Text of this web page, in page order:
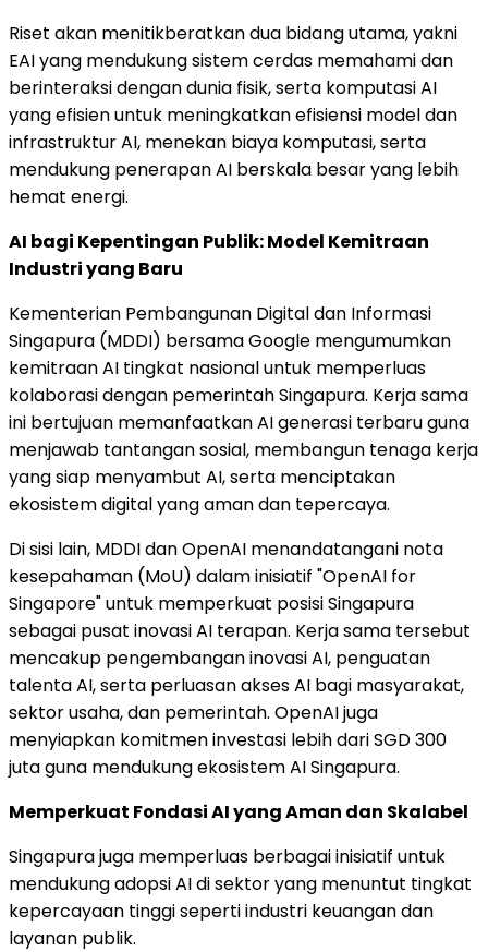
Riset akan menitikberatkan dua bidang utama, yakni
EAI yang mendukung sistem cerdas memahami dan
berinteraksi dengan dunia fisik, serta komputasi AI
yang efisien untuk meningkatkan efisiensi model dan
infrastruktur AI, menekan biaya komputasi, serta
mendukung penerapan AI berskala besar yang lebih
hemat energi.
AI bagi Kepentingan Publik: Model Kemitraan
Industri yang Baru
Kementerian Pembangunan Digital dan Informasi
Singapura (MDDI) bersama Google mengumumkan
kemitraan AI tingkat nasional untuk memperluas
kolaborasi dengan pemerintah Singapura. Kerja sama
ini bertujuan memanfaatkan AI generasi terbaru guna
menjawab tantangan sosial, membangun tenaga kerja
yang siap menyambut AI, serta menciptakan
ekosistem digital yang aman dan tepercaya.
Di sisi lain, MDDI dan OpenAI menandatangani nota
kesepahaman (MoU) dalam inisiatif "OpenAI for
Singapore" untuk memperkuat posisi Singapura
sebagai pusat inovasi AI terapan. Kerja sama tersebut
mencakup pengembangan inovasi AI, penguatan
talenta AI, serta perluasan akses AI bagi masyarakat,
sektor usaha, dan pemerintah. OpenAI juga
menyiapkan komitmen investasi lebih dari SGD 300
juta guna mendukung ekosistem AI Singapura.
Memperkuat Fondasi AI yang Aman dan Skalabel
Singapura juga memperluas berbagai inisiatif untuk
mendukung adopsi AI di sektor yang menuntut tingkat
kepercayaan tinggi seperti industri keuangan dan
layanan publik.